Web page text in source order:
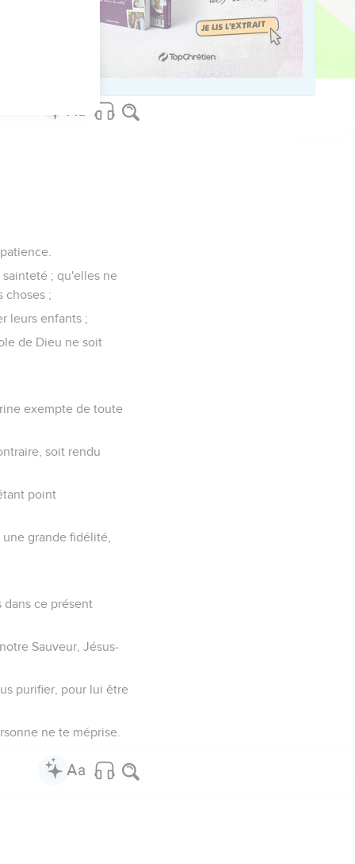
abominables, et
; qu'elles ne
choses ;
leurs enfants ;
de Dieu ne soit
exempte de toute
soit rendu
point
grande fidélité,
dans ce présent
Sauveur, Jésus-
purifier, pour lui être
ne te méprise.